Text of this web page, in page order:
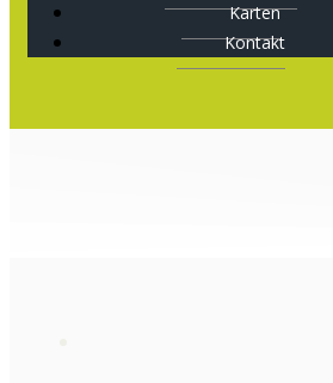
Karten
Kontakt